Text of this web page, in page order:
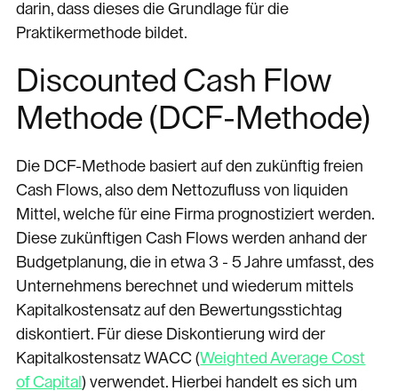
darin, dass dieses die Grundlage für die
Praktikermethode bildet.
Discounted Cash Flow
Methode (DCF-Methode)
Die DCF-Methode basiert auf den zukünftig freien
Cash Flows, also dem Nettozufluss von liquiden
Mittel, welche für eine Firma prognostiziert werden.
Diese zukünftigen Cash Flows werden anhand der
Budgetplanung, die in etwa 3 - 5 Jahre umfasst, des
Unternehmens berechnet und wiederum mittels
Kapitalkostensatz auf den Bewertungsstichtag
diskontiert. Für diese Diskontierung wird der
Kapitalkostensatz WACC (Weighted Average Cost
of Capital) verwendet. Hierbei handelt es sich um